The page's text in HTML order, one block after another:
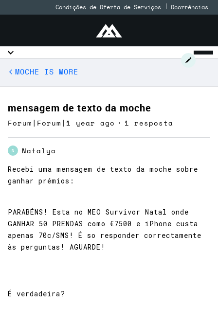
Condições de Oferta de Serviços Ocorrências
MOCHE IS MORE
mensagem de texto da moche
Forum|Forum|1 year ago 1 resposta
N Natalya
Recebi uma mensagem de texto da moche sobre
ganhar prémios:
PARABÉNS! Esta no MEO Survivor Natal onde
GANHAR 50 PRENDAS como €7500 e iPhone custa
apenas 70c/SMS! É so responder correctamente
às perguntas! AGUARDE!
É verdadeira?